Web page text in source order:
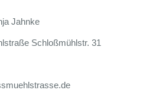
Jahnke
Schloßmühlstr. 31